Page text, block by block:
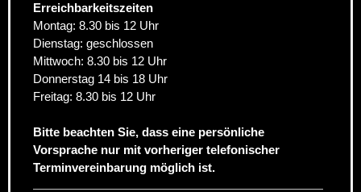
Erreichbarkeitszeiten
Montag: 8.30 bis 12 Uhr
Dienstag: geschlossen
Mittwoch: 8.30 bis 12 Uhr
Donnerstag 14 bis 18 Uhr
Freitag: 8.30 bis 12 Uhr
Bitte beachten Sie, dass eine persönliche
Vorsprache nur mit vorheriger telefonischer
Terminvereinbarung möglich ist.